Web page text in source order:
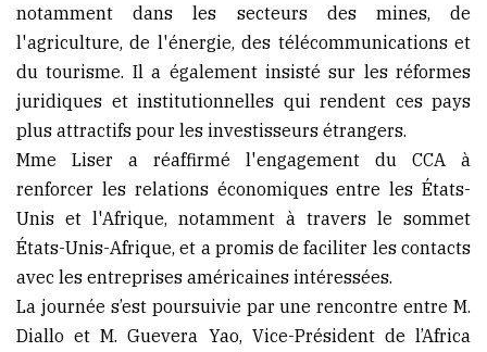
notamment dans les secteurs des mines, de
l'agriculture, de l'énergie, des télécommunications et
du tourisme. Il a également insisté sur les réformes
juridiques et institutionnelles qui rendent ces pays
plus attractifs pour les investisseurs étrangers.
Mme Liser a réaffirmé l'engagement du CCA à
renforcer les relations économiques entre les États-
Unis et l'Afrique, notamment à travers le sommet
États-Unis-Afrique, et a promis de faciliter les contacts
avec les entreprises américaines intéressées.
La journée s’est poursuivie par une rencontre entre M.
Diallo et M. Guevera Yao, Vice-Président de l’Africa